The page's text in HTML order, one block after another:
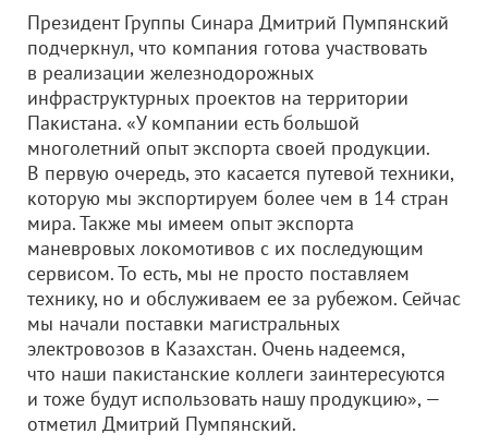
Президент Группы Синара Дмитрий Пумпянский
подчеркнул, что компания готова участвовать
в реализации железнодорожных
инфраструктурных проектов на территории
Пакистана. «У компании есть большой
многолетний опыт экспорта своей продукции.
В первую очередь, это касается путевой техники,
которую мы экспортируем более чем в 14 стран
мира. Также мы имеем опыт экспорта
маневровых локомотивов с их последующим
сервисом. То есть, мы не просто поставляем
технику, но и обслуживаем ее за рубежом. Сейчас
мы начали поставки магистральных
электровозов в Казахстан. Очень надеемся,
что наши пакистанские коллеги заинтересуются
и тоже будут использовать нашу продукцию», —
отметил Дмитрий Пумпянский.